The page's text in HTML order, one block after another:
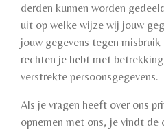
derden kunnen worden
uit op welke wijze wij jouw
jouw gegevens tegen misbruik
rechten je hebt met
verstrekte persoonsgegevens.
Als je vragen heeft over ons
opnemen met ons, je vindt de